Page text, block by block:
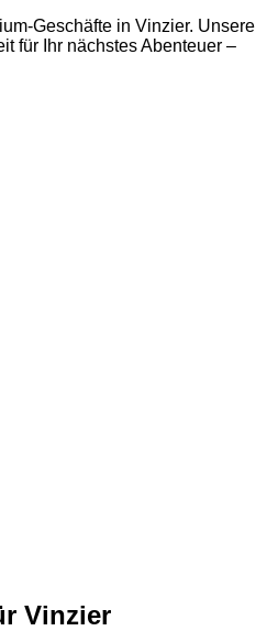
Geschäfte in Vinzier. Unsere
für Ihr nächstes Abenteuer –
Vinzier